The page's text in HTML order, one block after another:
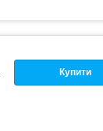
Купити